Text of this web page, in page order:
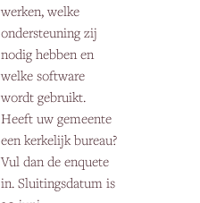
werken, welke
ondersteuning zij
nodig hebben en
welke software
wordt gebruikt.
Heeft uw gemeente
een kerkelijk bureau?
Vul dan de enquete
in. Sluitingsdatum is